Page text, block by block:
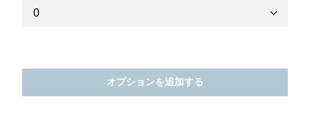
オプションを追加する